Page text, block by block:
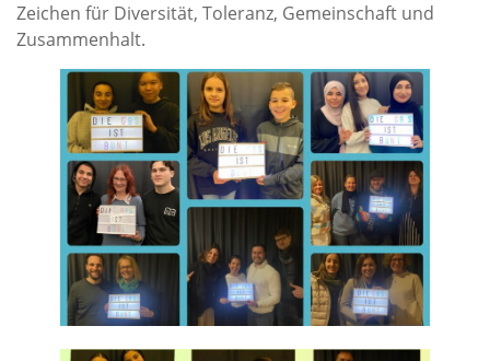
Zeichen für Diversität, Toleranz, Gemeinschaft und
Zusammenhalt.